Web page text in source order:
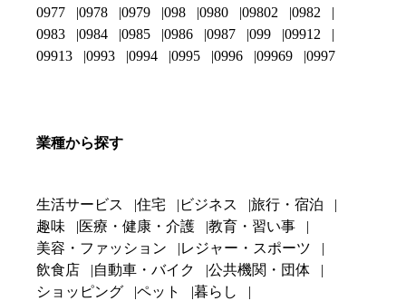
0977
0978 0979 098 0980 09802
0982
0983
0984 0985 0986 0987 099
09912
09913
0993 0994 0995 0996 09969 0997
業種から探す
生活サービス 住宅 ビジネス
旅行・宿泊
趣味
医療・健康・介護
教育・習い事
美容・ファッション
レジャー・スポーツ
飲食店
自動車・バイク
公共機関・団体
ショッピング
ペット
暮らし